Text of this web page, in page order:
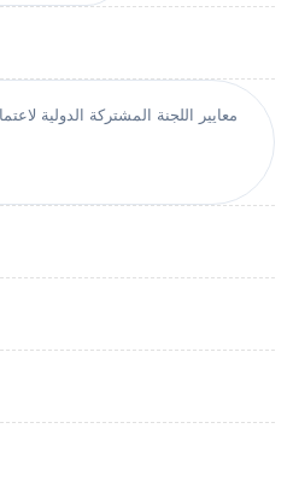
معايير اللجنة المشتركة الدولية